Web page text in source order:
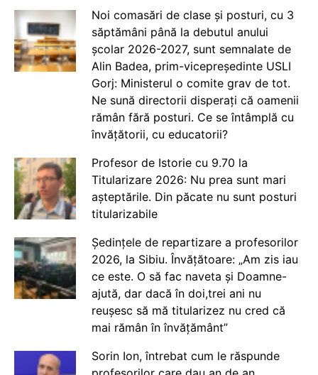
Noi comasări de clase și posturi, cu 3
săptămâni până la debutul anului
școlar 2026-2027, sunt semnalate de
Alin Badea, prim-vicepreședinte USLI
Gorj: Ministerul o comite grav de tot.
Ne sună directorii disperați că oamenii
rămân fără posturi. Ce se întâmplă cu
învățătorii, cu educatorii?
Profesor de Istorie cu 9.70 la
Titularizare 2026: Nu prea sunt mari
așteptările. Din păcate nu sunt posturi
titularizabile
Ședințele de repartizare a profesorilor
2026, la Sibiu. Învățătoare: „Am zis iau
ce este. O să fac naveta și Doamne-
ajută, dar dacă în doi,trei ani nu
reușesc să mă titularizez nu cred că
mai rămân în învățământ”
Sorin Ion, întrebat cum le răspunde